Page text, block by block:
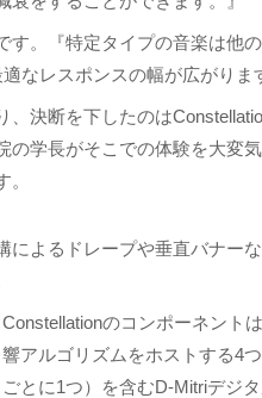
す。『特定タイプの音楽は他
なレスポンスの幅が広がりま
、決断を下したのは
の学長がそこでの体験を大変
によるドレープや垂直バナー
Constellationのコンポーネント
響アルゴリズムをホストする4
ごとに1つ）を含むD-Mitriデジ